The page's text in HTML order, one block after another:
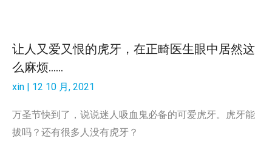
让人又爱又恨的虎牙，在正畸医生眼中居然这
么麻烦……
xin 12 10 月, 2021
万圣节快到了，说说迷人吸血鬼必备的可爱虎牙。虎牙能
拔吗？还有很多人没有虎牙？